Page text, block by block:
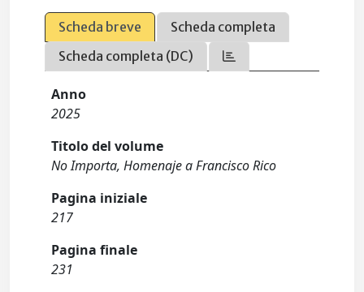
Scheda breve
Scheda completa
Scheda completa (DC)
Anno
2025
Titolo del volume
No Importa, Homenaje a Francisco Rico
Pagina iniziale
217
Pagina finale
231